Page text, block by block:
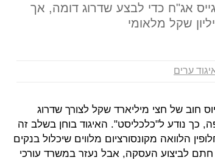
איגודן לגייס אג"ח כדי לבצע שדרוג דומה, אך
ערים
חוב של חצי מיליארד שקל לצורך שדרוג
כך נודע ל"כלכליסט". האיגוד בוחן בשלב זה
הלוואה מקונסורציום מלווים שיכלול בנקים
חתם לביצוע העסקה, אבל נעזר במשרד עורכי